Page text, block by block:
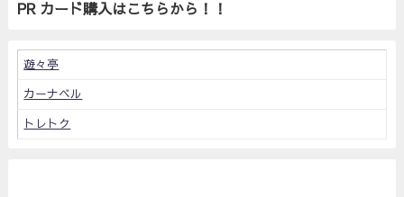
PR カード購入はこちらから！！
遊々亭
カーナベル
トレトク